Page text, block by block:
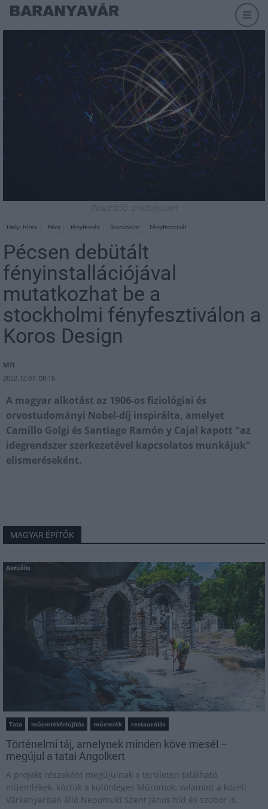
Illusztráció: pixabay.com
Helyi hírek Pécs fényfestés Stockholm Fényfesztivál
Pécsen debütált
fényinstallációjával
mutatkozhat be a
stockholmi fényfesztiválon a
Koros Design
MTI
2022.12.07. 08:16
A magyar alkotást az 1906-os fiziológiai és
orvostudományi Nobel-díj inspirálta, amelyet
Camillo Golgi és Santiago Ramón y Cajal kapott "az
idegrendszer szerkezetével kapcsolatos munkájuk"
elismeréseként.
MAGYAR ÉPÍTŐK
Aktuális
Tata műemlékfelújítás műemlék restaurálás
Történelmi táj, amelynek minden köve mesél –
megújul a tatai Angolkert
A projekt részeként megújulnak a területen található
műemlékek, köztük a különleges Műromok, valamint a közeli
Várkanyarban álló Nepomuki Szent János híd és szobor is.